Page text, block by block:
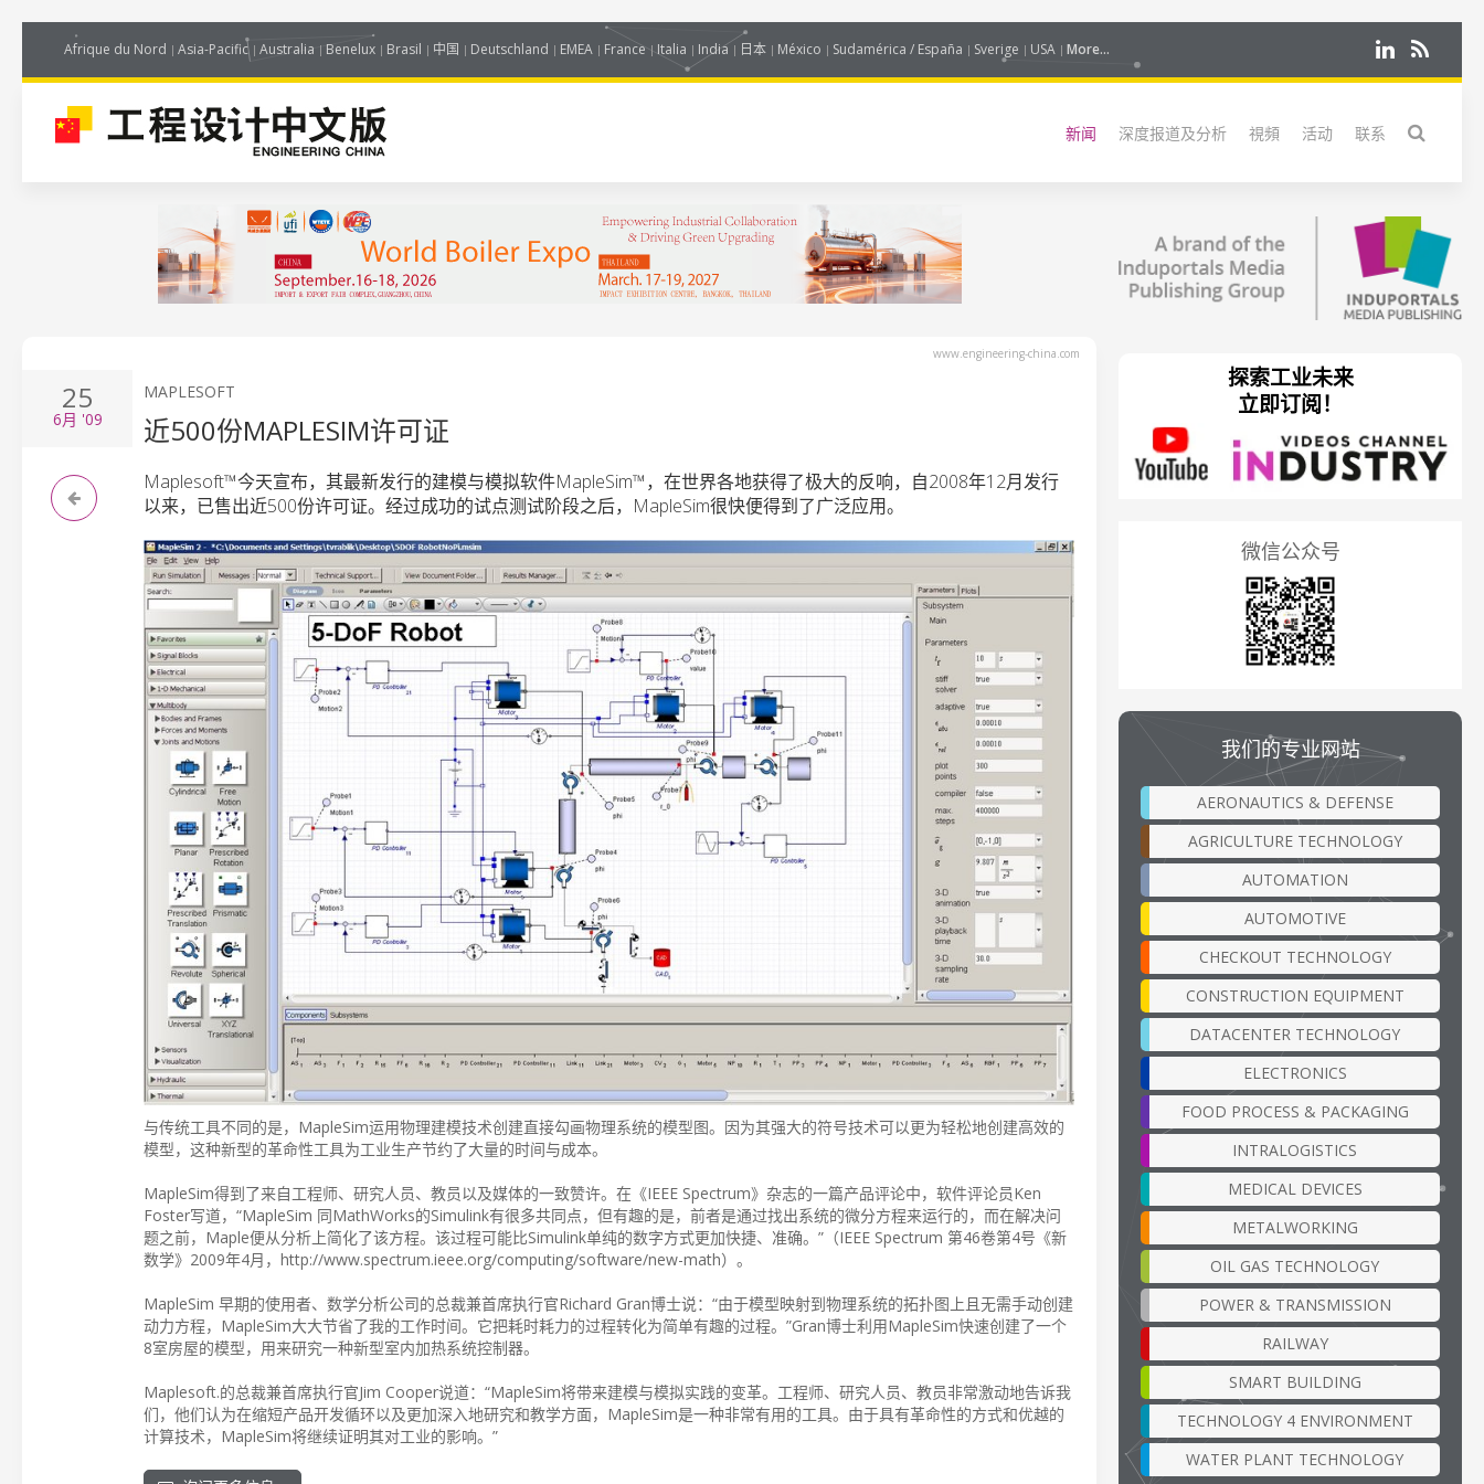
Afrique du Nord Asia-Pacific Australia Benelux Brasil 中国 Deutschland EMEA France Italia India 日本 México Sudamérica / España Sverige USA More...
新闻 深度报道及分析 視頻 活动 联系
www.engineering-china.com
25
6月 '09
MAPLESOFT
近500份MAPLESIM许可证
Maplesoft™今天宣布，其最新发行的建模与模拟软件MapleSim™，在世界各地获得了极大的反响，自2008年12月发行
以来，已售出近500份许可证。经过成功的试点测试阶段之后，MapleSim很快便得到了广泛应用。
与传统工具不同的是，MapleSim运用物理建模技术创建直接勾画物理系统的模型图。因为其强大的符号技术可以更为轻松地创建高效的
模型，这种新型的革命性工具为工业生产节约了大量的时间与成本。
MapleSim得到了来自工程师、研究人员、教员以及媒体的一致赞许。在《IEEE Spectrum》杂志的一篇产品评论中，软件评论员Ken
Foster写道，“MapleSim 同MathWorks的Simulink有很多共同点，但有趣的是，前者是通过找出系统的微分方程来运行的，而在解决问
题之前，Maple便从分析上简化了该方程。该过程可能比Simulink单纯的数字方式更加快捷、准确。”（IEEE Spectrum 第46卷第4号《新
数学》2009年4月，http://www.spectrum.ieee.org/computing/software/new-math）。
MapleSim 早期的使用者、数学分析公司的总裁兼首席执行官Richard Gran博士说：“由于模型映射到物理系统的拓扑图上且无需手动创建
动力方程，MapleSim大大节省了我的工作时间。它把耗时耗力的过程转化为简单有趣的过程。”Gran博士利用MapleSim快速创建了一个
8室房屋的模型，用来研究一种新型室内加热系统控制器。
Maplesoft.的总裁兼首席执行官Jim Cooper说道：“MapleSim将带来建模与模拟实践的变革。工程师、研究人员、教员非常激动地告诉我
们，他们认为在缩短产品开发循环以及更加深入地研究和教学方面，MapleSim是一种非常有用的工具。由于具有革命性的方式和优越的
计算技术，MapleSim将继续证明其对工业的影响。”
探索工业未来
立即订阅！
微信公众号
我们的专业网站
AERONAUTICS & DEFENSE
AGRICULTURE TECHNOLOGY
AUTOMATION
AUTOMOTIVE
CHECKOUT TECHNOLOGY
CONSTRUCTION EQUIPMENT
DATACENTER TECHNOLOGY
ELECTRONICS
FOOD PROCESS & PACKAGING
INTRALOGISTICS
MEDICAL DEVICES
METALWORKING
OIL GAS TECHNOLOGY
POWER & TRANSMISSION
RAILWAY
SMART BUILDING
TECHNOLOGY 4 ENVIRONMENT
WATER PLANT TECHNOLOGY